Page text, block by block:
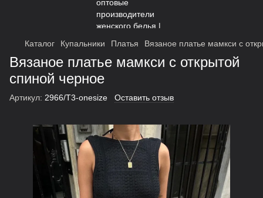
Каталог Купальники Платья Вязаное платье мамкси с
Вязаное платье мамкси с открытой
спиной черное
Артикул: 2966/Т3-onesize Оставить отзыв